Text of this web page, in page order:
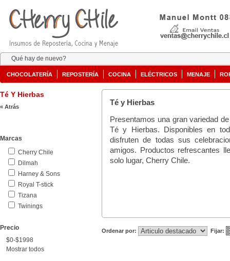
Qué hay de nuevo?
CHOCOLATERÍA REPOSTERÍA COCINA ELÉCTRICOS MENAJE
Té Y Hierbas
« Atrás
Marcas
Cherry Chile
Dilmah
Harney & Sons
Royal T-stick
Tizana
Twinings
Precio
$0-$1998
Mostrar todos
Té y Hierbas
Presentamos una gran variedad
Té y Hierbas. Disponibles en
disfruten de todas sus
amigos. Productos refrescantes
solo lugar, Cherry Chile.
Ordenar por: Fijar: